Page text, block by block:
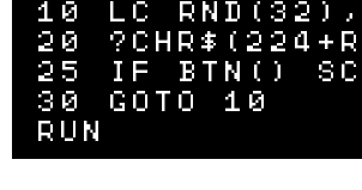
10 LC
20
25 IF BTN()
30 GOTO 10